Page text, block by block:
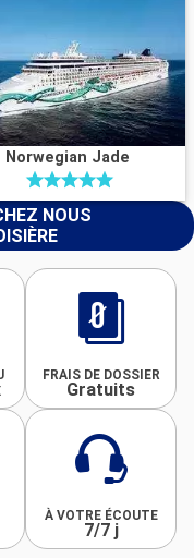
Norwegian Jade
NOUS
FRAIS DE DOSSIER
Gratuits
À VOTRE ÉCOUTE
7/7 j